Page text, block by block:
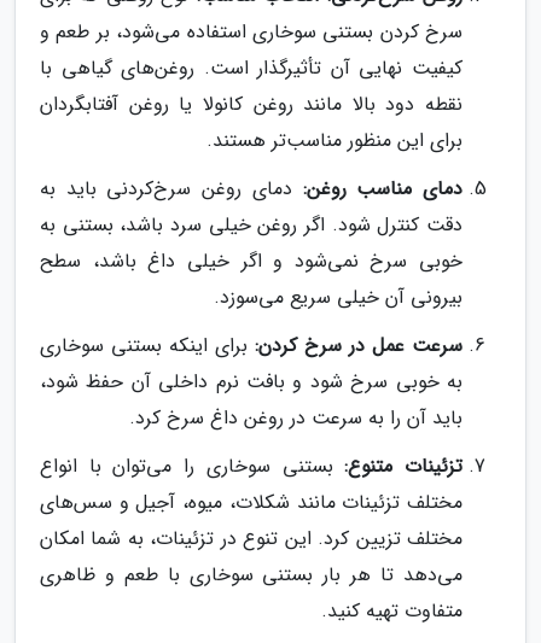
سرخ کردن بستنی سوخاری استفاده می‌شود، بر طعم و
کیفیت نهایی آن تأثیرگذار است. روغن‌های گیاهی با
نقطه دود بالا مانند روغن کانولا یا روغن آفتابگردان
برای این منظور مناسب‌تر هستند.
دمای مناسب روغن: دمای روغن سرخ‌کردنی باید به
دقت کنترل شود. اگر روغن خیلی سرد باشد، بستنی به
خوبی سرخ نمی‌شود و اگر خیلی داغ باشد، سطح
بیرونی آن خیلی سریع می‌سوزد.
سرعت عمل در سرخ کردن: برای اینکه بستنی سوخاری
به خوبی سرخ شود و بافت نرم داخلی آن حفظ شود،
باید آن را به سرعت در روغن داغ سرخ کرد.
تزئینات متنوع:بستنی سوخاری را می‌توان با انواع
مختلف تزئینات مانند شکلات، میوه، آجیل و سس‌های
مختلف تزیین کرد. این تنوع در تزئینات، به شما امکان
می‌دهد تا هر بار بستنی سوخاری با طعم و ظاهری
متفاوت تهیه کنید.